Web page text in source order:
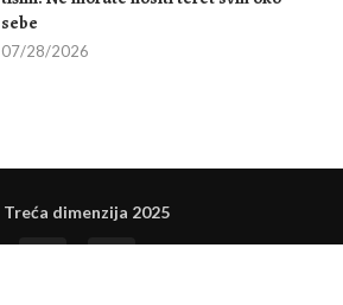
sebe
07/28/2026
Treća dimenzija 2025